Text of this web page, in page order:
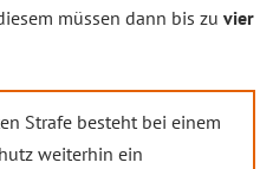
müssen dann bis zu vier
Strafe besteht bei einem
weiterhin ein